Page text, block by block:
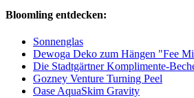
Bloomling entdecken:
Sonnenglas
Dewoga Deko zum Hängen "Fee
Die Stadtgärtner Komplimente-
Gozney Venture Turning Peel
Oase AquaSkim Gravity